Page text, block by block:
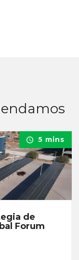
5 mins
de
Forum